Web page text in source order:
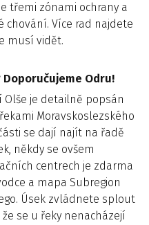
třemi zónami ochrany a
Více rad najdete
musí vidět.
Odru!
Olše je detailně popsán
Moravskoslezského
se dají najít na řadě
někdy se ovšem
centrech je zdarma
a mapa Subregion
Úsek zvládnete splout
se u řeky nenacházejí